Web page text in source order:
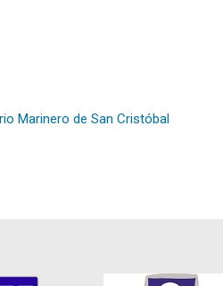
Marinero de San Cristóbal